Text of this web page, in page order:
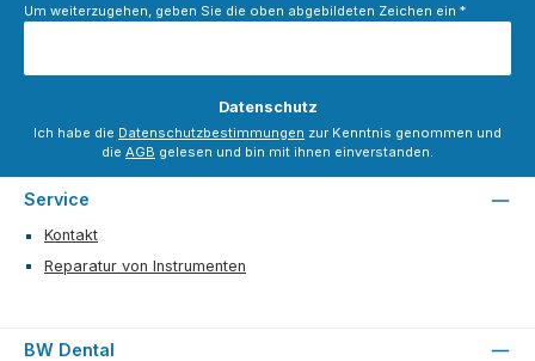
Um weiterzugehen, geben Sie die oben abgebildeten Zeichen ein *
Datenschutz
Ich habe die Datenschutzbestimmungen zur Kenntnis genommen und
die AGB gelesen und bin mit ihnen einverstanden.
Service
Kontakt
Reparatur von Instrumenten
BW Dental